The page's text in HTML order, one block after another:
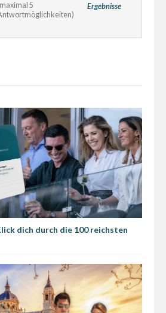
Ergebnisse
5
dich durch die 100 reichsten